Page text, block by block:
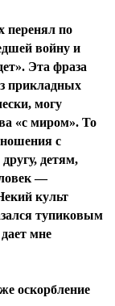
перенял по
войну и
Эта фраза
прикладных
могу
«с миром». То
с
детям,
—
культ
тупиковым
мне
оскорбление